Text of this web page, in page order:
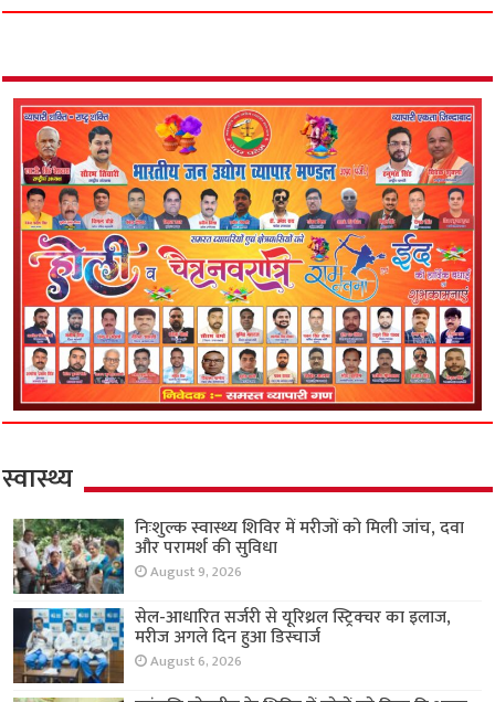
स्वास्थ्य
निःशुल्क स्वास्थ्य शिविर में मरीजों को मिली जांच, दवा
और परामर्श की सुविधा
August 9, 2026
सेल-आधारित सर्जरी से यूरिथ्रल स्ट्रिक्चर का इलाज,
मरीज अगले दिन हुआ डिस्चार्ज
August 6, 2026